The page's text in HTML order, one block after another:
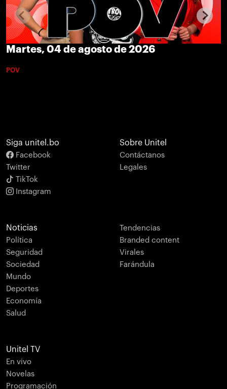
Martes, 04 de agosto de 2026
POV
Siga unitel.bo
Facebook
Twitter
TikTok
Instagram
Sobre Unitel
Contáctanos
Legales
Noticias
Política
Seguridad
Sociedad
Mundo
Deportes
Economía
Salud
Tendencias
Branded content
Virales
Farándula
Unitel TV
En vivo
Novelas
Programación